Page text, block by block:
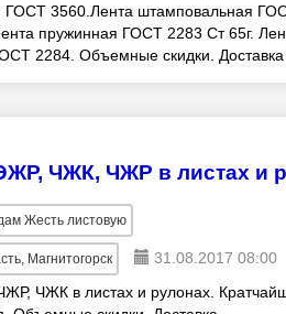
ГОСТ 3560.Лента штамповальная
пружинная ГОСТ 2283 Ст 65г.
2284. Объемные скидки. Доставка
ЧЖК, ЧЖР в листах и
Жесть листовую
Магнитогорск
31.08.2017 08:00
ЧЖК в листах и рулонах.